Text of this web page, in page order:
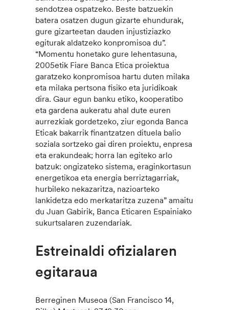
sendotzea ospatzeko. Beste batzuekin
batera osatzen dugun gizarte ehundurak,
gure gizarteetan dauden injustiziazko
egiturak aldatzeko konpromisoa du”.
“Momentu honetako gure lehentasuna,
2005etik Fiare Banca Etica proiektua
garatzeko konpromisoa hartu duten milaka
eta milaka pertsona fisiko eta juridikoak
dira. Gaur egun banku etiko, kooperatibo
eta gardena aukeratu ahal dute euren
aurrezkiak gordetzeko, ziur egonda Banca
Eticak bakarrik finantzatzen dituela balio
soziala sortzeko gai diren proiektu, enpresa
eta erakundeak; horra lan egiteko arlo
batzuk: ongizateko sistema, eraginkortasun
energetikoa eta energia berriztagarriak,
hurbileko nekazaritza, nazioarteko
lankidetza edo merkataritza zuzena” amaitu
du Juan Gabirik, Banca Eticaren Espainiako
sukurtsalaren zuzendariak.
Estreinaldi ofizialaren
egitaraua
Berreginen Museoa (San Francisco 14,